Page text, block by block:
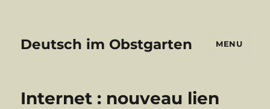
Deutsch im Obstgarten MENU
Internet : nouveau lien